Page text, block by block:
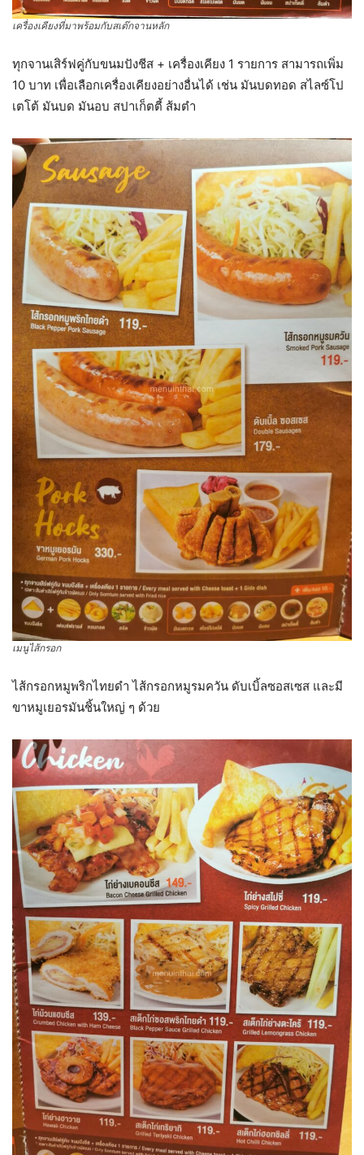
เครื่องเคียงที่มาพร้อมกับสเต๊กจานหลัก
ทุกจานเสิร์ฟคู่กับขนมปังชีส + เครื่องเคียง 1 รายการ สามารถเพิ่ม
10 บาท เพื่อเลือกเครื่องเคียงอย่างอื่นได้ เช่น มันบดทอด สไลซ์โป
เตโต้ มันบด มันอบ สปาเก็ตตี้ ส้มตำ
เมนูไส้กรอก
ไส้กรอกหมูพริกไทยดำ ไส้กรอกหมูรมควัน ดับเบิ้ลซอสเซส และมี
ขาหมูเยอรมันชิ้นใหญ่ ๆ ด้วย